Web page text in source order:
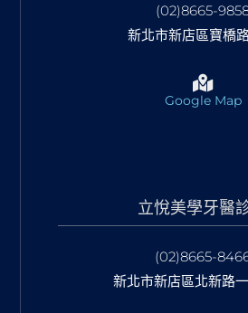
(02)8665-
新北市新店區寶橋
Google Map
立悅美學牙醫
(02)8665-
新北市新店區北新路